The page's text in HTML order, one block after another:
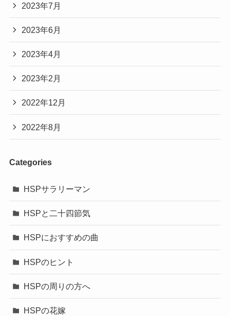
2023年7月
2023年6月
2023年4月
2023年2月
2022年12月
2022年8月
Categories
HSPサラリーマン
HSPと二十四節気
HSPにおすすめの曲
HSPのヒント
HSPの周りの方へ
HSPの花嫁